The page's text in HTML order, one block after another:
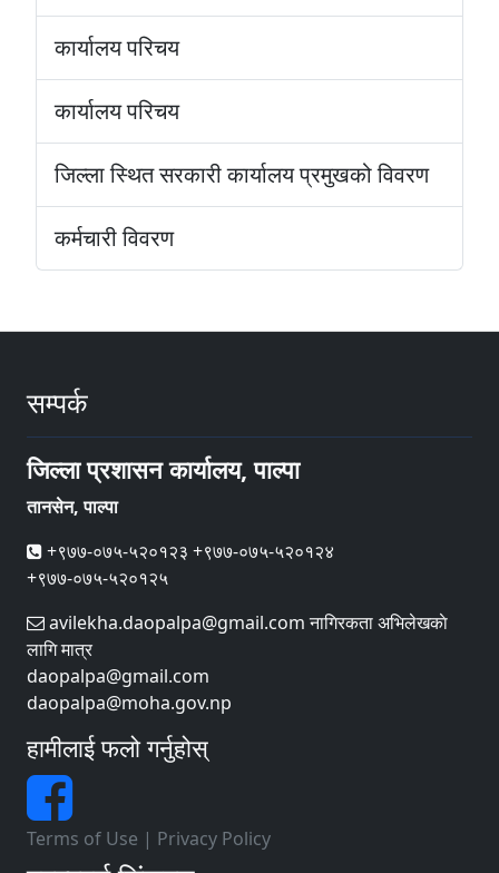
कार्यालय परिचय
कार्यालय परिचय
जिल्ला स्थित सरकारी कार्यालय प्रमुखको विवरण
कर्मचारी विवरण
सम्पर्क
जिल्ला प्रशासन कार्यालय, पाल्पा
तानसेन, पाल्पा
+९७७-०७५-५२०१२३ +९७७-०७५-५२०१२४
+९७७-०७५-५२०१२५
avilekha.daopalpa@gmail.com नागिरकता अभिलेखकाे
लागि मात्र
daopalpa@gmail.com
daopalpa@moha.gov.np
हामीलाई फलो गर्नुहोस्
Terms of Use | Privacy Policy